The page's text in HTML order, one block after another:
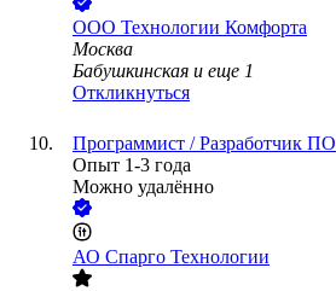
ООО Технологии Комфорта
Москва
Бабушкинская и еще 1
Откликнуться
Программист / Разработчик ПО
Опыт 1-3 года
Можно удалённо
АО Спарго Технологии